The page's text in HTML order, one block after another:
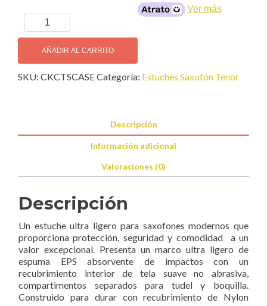
King
RUDO
Contoured
Estuche
AÑADIR AL CARRITO
Ver más
SKU: CKCTSCASECategoría: Estuches Saxofón Tenor
Descripción
Información adicional
Valoraciones (0)
Descripción
Un estuche ultra ligero para saxofones modernos que
proporciona protección, seguridad y comodidad a un
valor excepcional. Presenta un marco ultra ligero de
espuma EPS absorvente de impactos con un
recubrimiento interior de tela suave no abrasiva,
compartimentos separados para tudel y boquilla.
Construido para durar con recubrimiento de Nylon